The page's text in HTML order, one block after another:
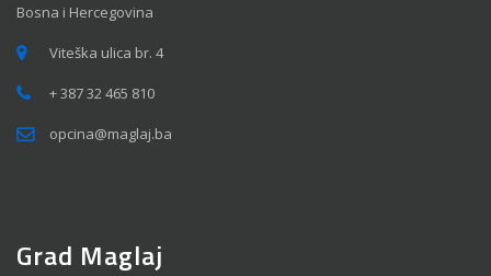
Bosna i Hercegovina
Viteška ulica br. 4
+ 387 32 465 810
opcina@maglaj.ba
Grad Maglaj